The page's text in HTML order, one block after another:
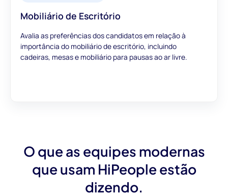
Mobiliário de Escritório
Avalia as preferências dos candidatos em relação à
importância do mobiliário de escritório, incluindo
cadeiras, mesas e mobiliário para pausas ao ar livre.
O que as equipes modernas
que usam HiPeople estão
dizendo.